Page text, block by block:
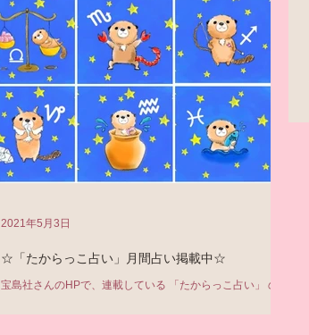
☆「たからっこ占い」月間占い掲載中☆
宝島社さんのHPで、連載している 「たからっこ占い」 のご
2021年5月3日